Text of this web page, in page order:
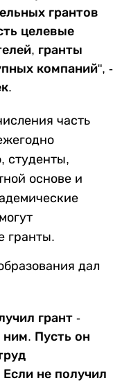
грантов
целевые
гранты
компаний", -
часть
студенты,
основе и
гранты.
дал
грант -
ним. Пусть он
не получил